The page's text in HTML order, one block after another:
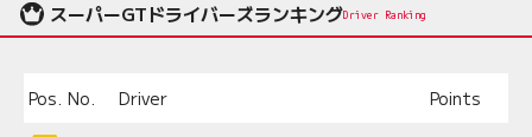
スーパーGTドライバーズランキングDriver Ranking
Pos. No. Driver Points